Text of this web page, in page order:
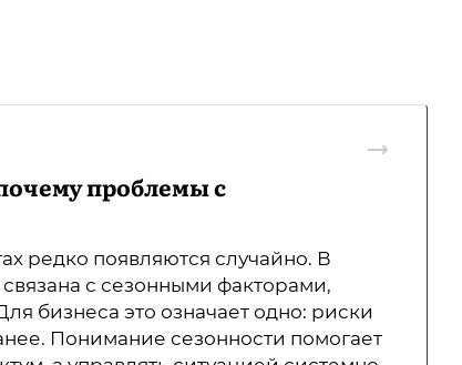
проблемы с
редко появляются случайно. В
с сезонными факторами,
бизнеса это означает одно: риски
Понимание сезонности помогает